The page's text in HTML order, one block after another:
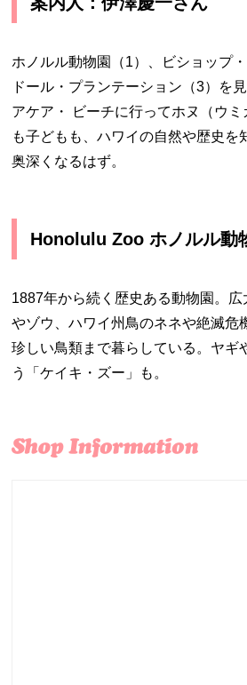
ホノルル動物園（1）、ビショップ
ドール・プランテーション（3）を
アケア・ ビーチに行ってホヌ（ウ
も子どもも、ハワイの自然や歴史を
奥深くなるはず。
Honolulu Zoo ホノルル動
1887年から続く歴史ある動物園。
やゾウ、ハワイ州鳥のネネや絶滅危
珍しい鳥類まで暮らしている。ヤギ
う「ケイキ・ズー」も。